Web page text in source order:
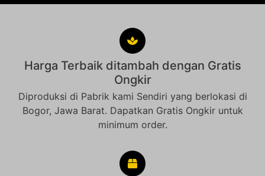
Harga Terbaik ditambah dengan Gratis
Ongkir
Diproduksi di Pabrik kami Sendiri yang berlokasi di
Bogor, Jawa Barat. Dapatkan Gratis Ongkir untuk
minimum order.